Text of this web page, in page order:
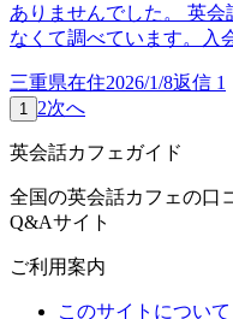
ありませんでした。 英
なくて調べています。入
三重県在住2026/1/8返信 1
1 2次へ
英会話カフェガイド
全国の英会話カフェの口
Q&Aサイト
ご利用案内
このサイトについて